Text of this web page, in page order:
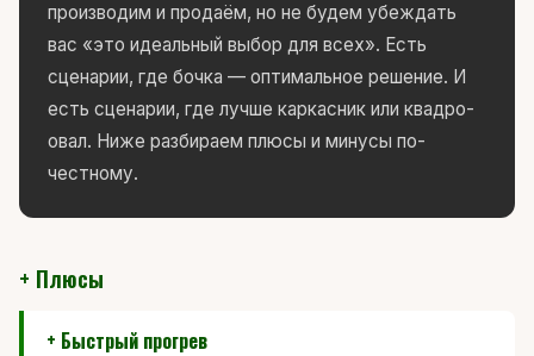
производим и продаём, но не будем убеждать
вас «это идеальный выбор для всех». Есть
сценарии, где бочка — оптимальное решение. И
есть сценарии, где лучше каркасник или квадро-
овал. Ниже разбираем плюсы и минусы по-
честному.
+ Плюсы
+ Быстрый прогрев